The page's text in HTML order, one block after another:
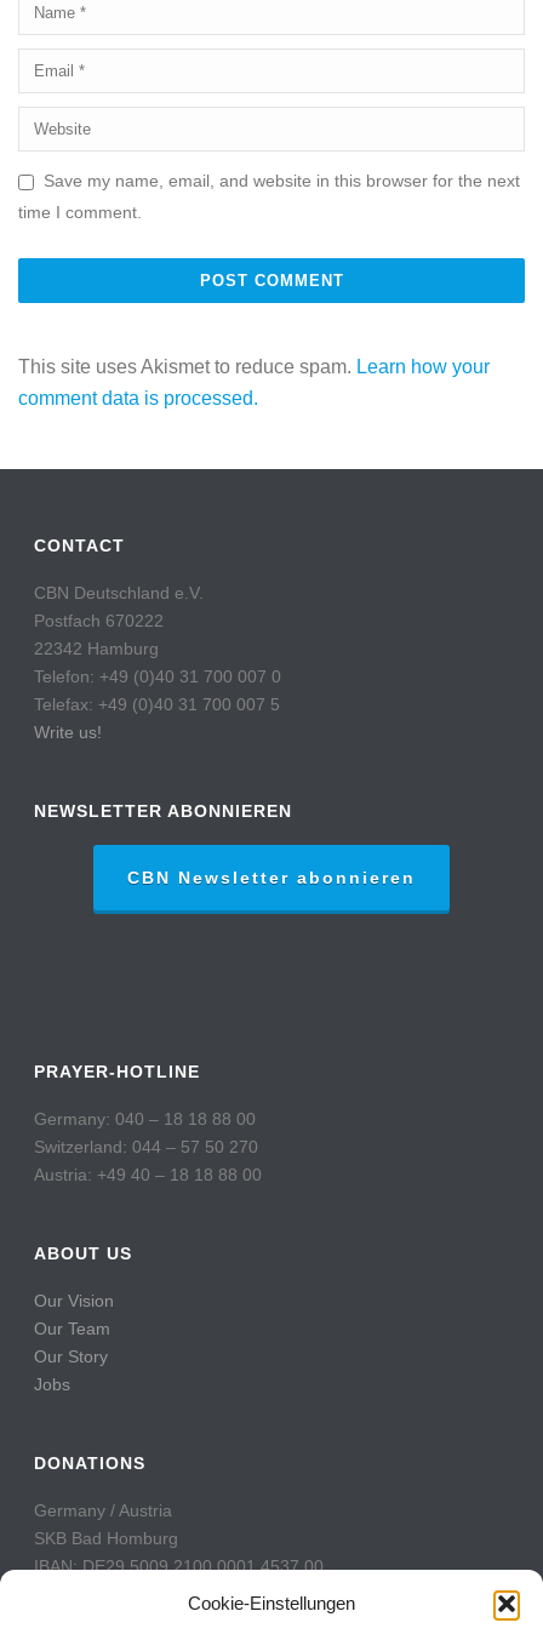
Cookie-Einstellungen
Save my name, email, and website in this browser for the next
time I comment.
This site uses Akismet to reduce spam. Learn how your
comment data is processed.
CONTACT
CBN Deutschland e.V.
Postfach 670222
22342 Hamburg
Telefon: +49 (0)40 31 700 007 0
Telefax: +49 (0)40 31 700 007 5
Write us!
NEWSLETTER ABONNIEREN
CBN Newsletter abonnieren
PRAYER-HOTLINE
Germany: 040 – 18 18 88 00
Switzerland: 044 – 57 50 270
Austria: +49 40 – 18 18 88 00
ABOUT US
Our Vision
Our Team
Our Story
Jobs
DONATIONS
Germany / Austria
SKB Bad Homburg
IBAN: DE29 5009 2100 0001 4537 00
BIC: GENODE51BH2